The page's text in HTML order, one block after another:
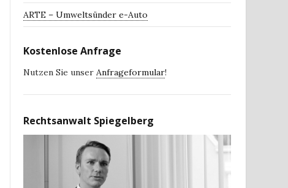
ARTE – Umweltsünder e-Auto
Kostenlose Anfrage
Nutzen Sie unser Anfrageformular!
Rechtsanwalt Spiegelberg